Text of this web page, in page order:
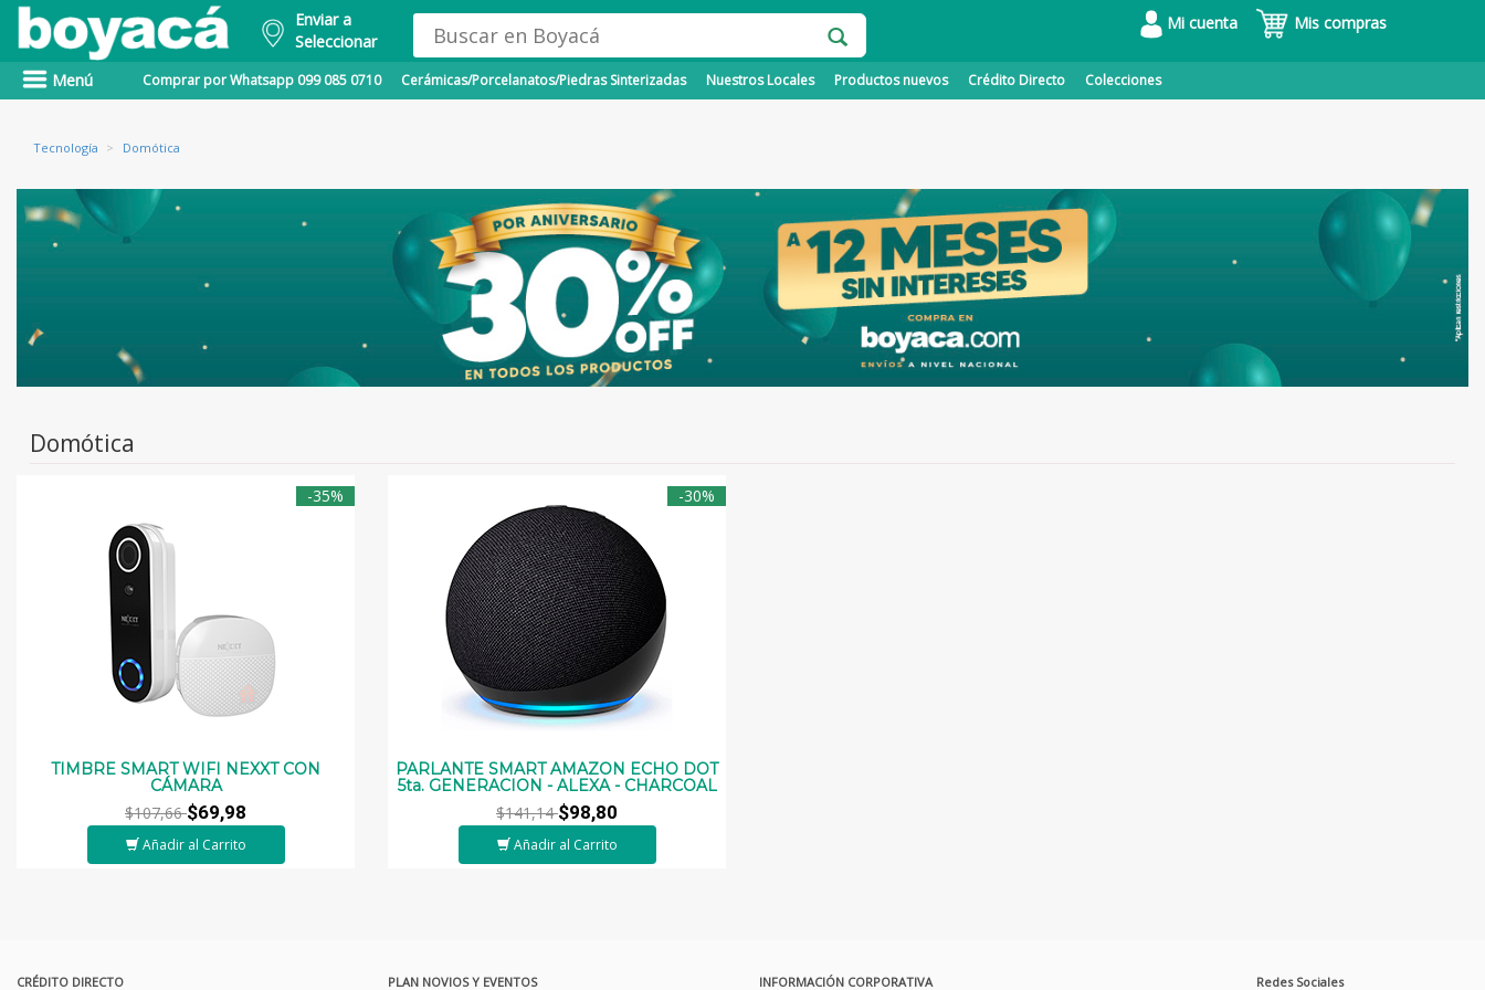
Enviar a
Seleccionar
Mi cuenta Mis compras
Menú Comprar por Whatsapp 099 085 0710 Cerámicas/Porcelanatos/Piedras Sinterizadas Nuestros Locales Productos nuevos Crédito Directo Colecciones
Tecnología > Domótica
Domótica
-35%
TIMBRE SMART WIFI NEXXT CON
CÁMARA
$107,66$69,98
Añadir al Carrito
-30%
PARLANTE SMART AMAZON ECHO DOT
5ta. GENERACION - ALEXA - CHARCOAL
$141,14$98,80
Añadir al Carrito
CRÉDITO DIRECTO PLAN NOVIOS Y EVENTOS INFORMACIÓN CORPORATIVA Redes Sociales